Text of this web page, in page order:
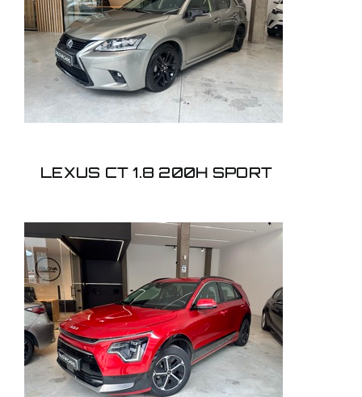
LEXUS CT 1.8 200H
SPORT
LEXUS CT 1.8 200H SPORT
KIA NIRO 1.6GDI HEV
DRIVE